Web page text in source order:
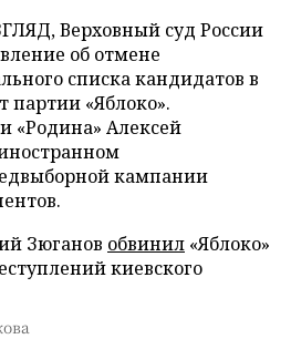
Верховный суд России
об отмене
списка кандидатов в
партии «Яблоко».
«Родина» Алексей
кампании
Зюганов обвинил «Яблоко»
киевского